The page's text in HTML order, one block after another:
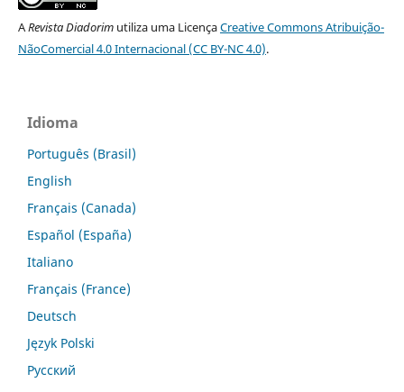
ARevista Diadorimutiliza uma LicençaCreative Commons Atribuição-
NãoComercial 4.0 Internacional (CC BY-NC 4.0).
Idioma
Português (Brasil)
English
Français (Canada)
Español (España)
Italiano
Français (France)
Deutsch
Język Polski
Русский